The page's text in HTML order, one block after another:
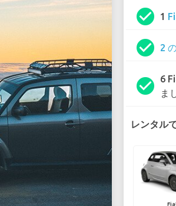
check_circle 1
check_circle 2
check_circle
6
ま
レンタル